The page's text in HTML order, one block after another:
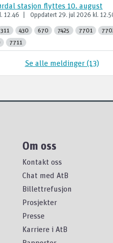
stasjon flyttes 10. august
12.46 Oppdatert 29. jul 2026 kl.
311 430 670 7425 7701
7711
Se alle meldinger (13)
Om oss
Kontakt oss
Chat med AtB
Billettrefusjon
Prosjekter
Presse
Karriere i AtB